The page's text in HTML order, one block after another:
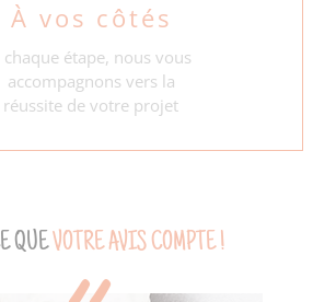
À vos côtés
chaque étape, nous vous
accompagnons vers la
réussite de votre projet
QUEVOTRE AVIS COMPTE !